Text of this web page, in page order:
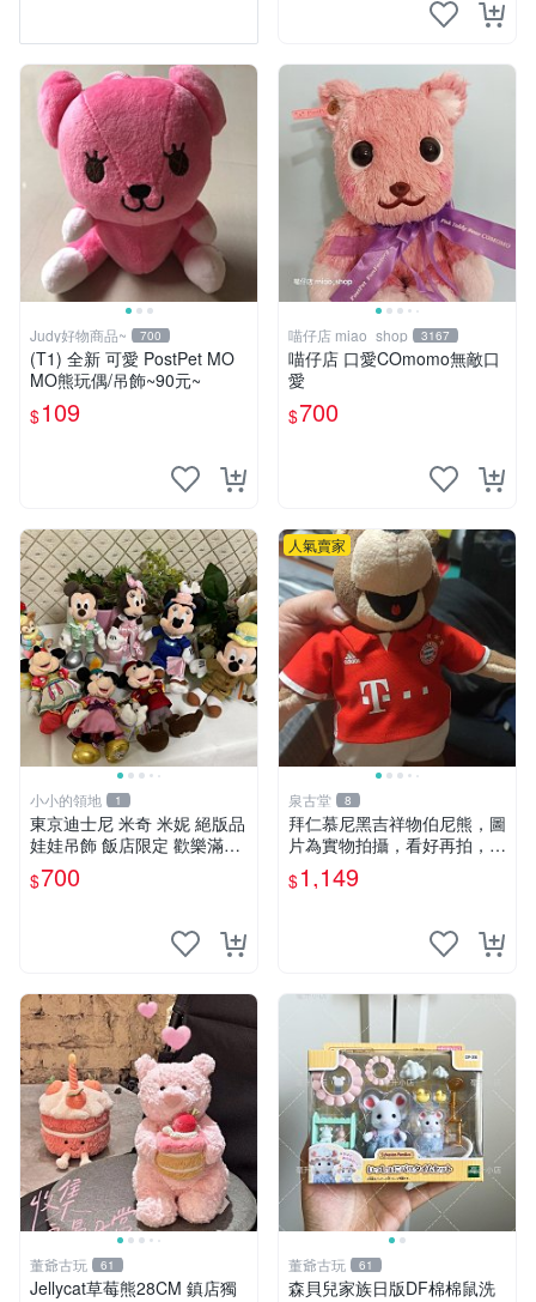
Judy好物商品~ 700
(T1) 全新 可愛 PostPet MO
MO熊玩偶/吊飾~90元~
$109
喵仔店 miao_shop 3167
喵仔店 口愛COmomo無敵口
愛
$700
小小的領地 1
東京迪士尼 米奇 米妮 絕版品
娃娃吊飾 飯店限定 歡樂滿人
間 復活節
$700
人氣賣家
泉古堂 8
拜仁慕尼黑吉祥物伯尼熊，圖
片為實物拍攝，看好再拍，不
退不換-187978
$1,149
董爺古玩 61
Jellycat草莓熊28CM 鎮店獨
董爺古玩 61
森貝兒家族日版DF棉棉鼠洗